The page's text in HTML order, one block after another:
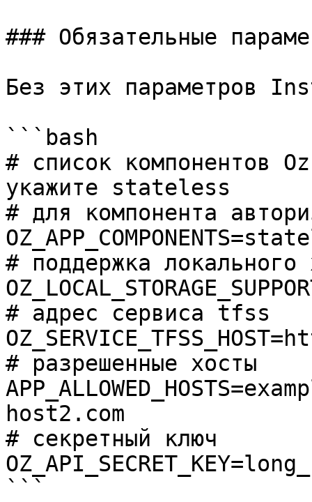
### Обязательные
Без этих параметров
```bash
# список компонентов
укажите stateless
# для компонента
# поддержка локального
# адрес сервиса tfss
# разрешенные хосты
host2.com
# секретный ключ
```